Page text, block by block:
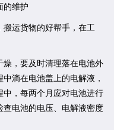
的维护
运货物的好帮手，在工
燥，要及时清理落在电池外
滴在电池盖上的电解液，
中，每两个月应对电池进行
电池的电压、电解液密度